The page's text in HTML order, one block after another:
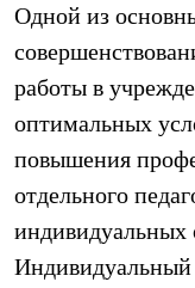
Одной из
работы в
оптимальных
повышения
отдельного
индивидуальных
Индивидуальный